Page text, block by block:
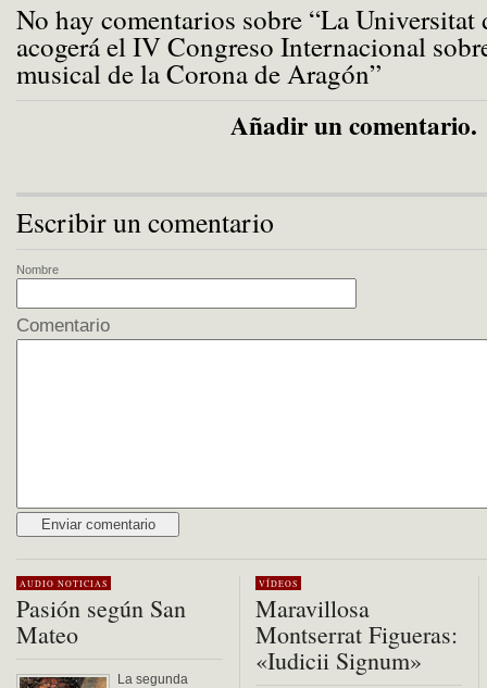
No hay comentarios sobre “La Universitat
acogerá el IV Congreso Internacional
musical de la Corona de Aragón”
Añadir un comentario.
Escribir un comentario
Nombre
Comentario
AUDIO NOTICIAS
Pasión según San
Mateo
La segunda
VÍDEOS
Maravillosa
Montserrat Figueras:
«Iudicii Signum»